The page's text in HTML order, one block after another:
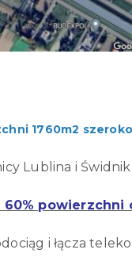
1760m2
Lublina i
powierzchni
i łącza